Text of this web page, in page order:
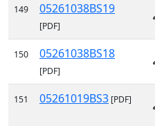
149 05261038BS19
[PDF]
150 05261038BS18
[PDF]
151 05261019BS3 [PDF]